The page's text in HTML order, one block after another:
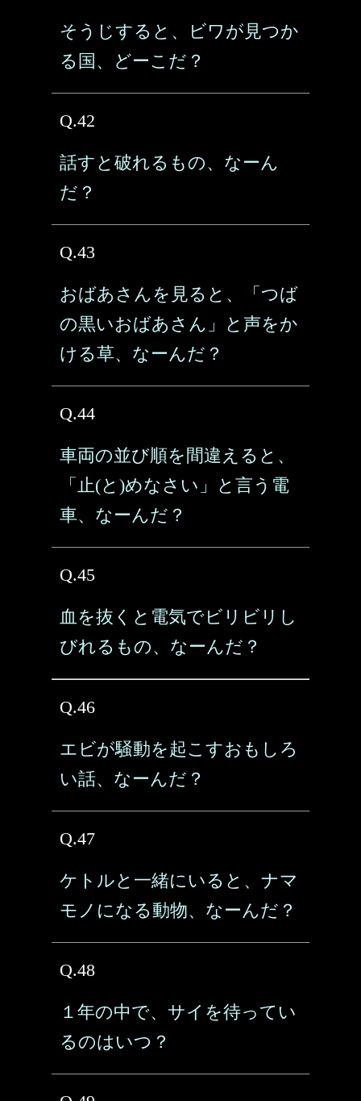
そうじすると、ビワが見つか
る国、どーこだ？
Q.42
話すと破れるもの、なーん
だ？
Q.43
おばあさんを見ると、「つば
の黒いおばあさん」と声をか
ける草、なーんだ？
Q.44
車両の並び順を間違えると、
「止(と)めなさい」と言う電
車、なーんだ？
Q.45
血を抜くと電気でビリビリし
びれるもの、なーんだ？
Q.46
エビが騒動を起こすおもしろ
い話、なーんだ？
Q.47
ケトルと一緒にいると、ナマ
モノになる動物、なーんだ？
Q.48
１年の中で、サイを待ってい
るのはいつ？